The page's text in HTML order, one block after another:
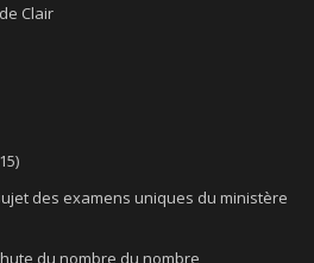
Clair
des examens uniques du ministère
du nombre du nombre